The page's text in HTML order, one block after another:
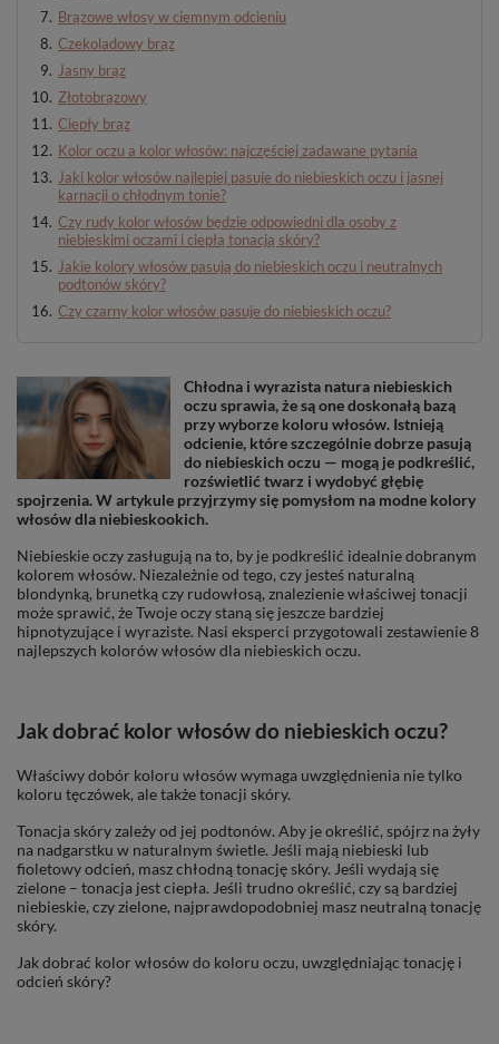
Brązowe włosy w ciemnym odcieniu
Czekoladowy brąz
Jasny brąz
Złotobrązowy
Ciepły brąz
Kolor oczu a kolor włosów: najczęściej zadawane pytania
Jaki kolor włosów najlepiej pasuje do niebieskich oczu i jasnej
karnacji o chłodnym tonie?
Czy rudy kolor włosów będzie odpowiedni dla osoby z
niebieskimi oczami i ciepłą tonacją skóry?
Jakie kolory włosów pasują do niebieskich oczu i neutralnych
podtonów skóry?
Czy czarny kolor włosów pasuje do niebieskich oczu?
Chłodna i wyrazista natura niebieskich
oczu sprawia, że są one doskonałą bazą
przy wyborze koloru włosów. Istnieją
odcienie, które szczególnie dobrze pasują
do niebieskich oczu — mogą je podkreślić,
rozświetlić twarz i wydobyć głębię
spojrzenia. W artykule przyjrzymy się pomysłom na modne kolory
włosów dla niebieskookich.
Niebieskie oczy zasługują na to, by je podkreślić idealnie dobranym
kolorem włosów. Niezależnie od tego, czy jesteś naturalną
blondynką, brunetką czy rudowłosą, znalezienie właściwej tonacji
może sprawić, że Twoje oczy staną się jeszcze bardziej
hipnotyzujące i wyraziste. Nasi eksperci przygotowali zestawienie 8
najlepszych kolorów włosów dla niebieskich oczu.
Jak dobrać kolor włosów do niebieskich oczu?
Właściwy dobór koloru włosów wymaga uwzględnienia nie tylko
koloru tęczówek, ale także tonacji skóry.
Tonacja skóry zależy od jej podtonów. Aby je określić, spójrz na żyły
na nadgarstku w naturalnym świetle. Jeśli mają niebieski lub
fioletowy odcień, masz chłodną tonację skóry. Jeśli wydają się
zielone – tonacja jest ciepła. Jeśli trudno określić, czy są bardziej
niebieskie, czy zielone, najprawdopodobniej masz neutralną tonację
skóry.
Jak dobrać kolor włosów do koloru oczu, uwzględniając tonację i
odcień skóry?